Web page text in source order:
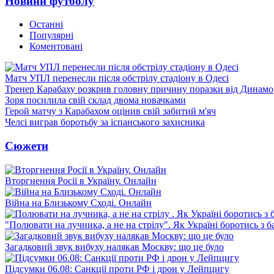
Останні
Популярні
Коментовані
Матч УПЛ перенесли після обстрілу стадіону в Одесі
Тренер Карабаху розкрив головну причину поразки від Динамо
Зоря посилила свій склад двома новачками
Герой матчу з Карабахом оцінив свій забитий м'яч
Челсі виграв боротьбу за іспанського захисника
Сюжети
Вторгнення Росії в Україну. Онлайн
Війна на Близькому Сході. Онлайн
"Полювати на лучника, а не на стрілу". Як Україні боротись з
Загадковий звук вибуху налякав Москву: що це було
Підсумки 06.08: Санкції проти РФ і дрон у Лейпцигу